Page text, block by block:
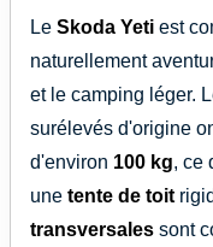
Le Skoda Yeti est
naturellement
et le camping léger.
surélevés d'origine
d'environ 100 kg, ce
une tente de toit
transversales sont